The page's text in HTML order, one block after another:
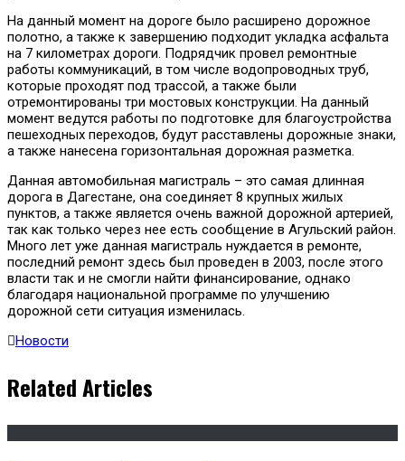
На данный момент на дороге было расширено дорожное
полотно, а также к завершению подходит укладка асфальта
на 7 километрах дороги. Подрядчик провел ремонтные
работы коммуникаций, в том числе водопроводных труб,
которые проходят под трассой, а также были
отремонтированы три мостовых конструкции. На данный
момент ведутся работы по подготовке для благоустройства
пешеходных переходов, будут расставлены дорожные знаки,
а также нанесена горизонтальная дорожная разметка.
Данная автомобильная магистраль – это самая длинная
дорога в Дагестане, она соединяет 8 крупных жилых
пунктов, а также является очень важной дорожной артерией,
так как только через нее есть сообщение в Агульский район.
Много лет уже данная магистраль нуждается в ремонте,
последний ремонт здесь был проведен в 2003, после этого
власти так и не смогли найти финансирование, однако
благодаря национальной программе по улучшению
дорожной сети ситуация изменилась.
Новости
Related Articles